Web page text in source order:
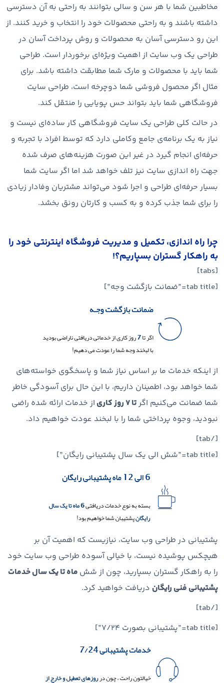
مخاطبین شما با هر سن و سالی بتوانند به راحتی به آن دسترسی
داشته باشند و به راحتی محصولات خود را انتخاب و خرید کنند. از
این رو دسترسی آسان به محصولات و روش پرداخت آسان در
طراحی یک وب سایت از اهمیت ویژه‌ای برخوردار است. طراحی
شما باید با محصولات و مارک شما مطابقت داشته باشد. برای
مثال اگر محصول فروشی شما دوچرخه است، طراحی سایت
فروشگاهی شما باید بتواند حس پویایی را منتقل کند.
در حالت کلی طراحی یک سایت فروشگاهی کار ساده‌ای نیست و
نیاز به یک برنامه‌ی جامع وکاملی دارد که توسط افراد با تجربه و
حرفه‌ای انجام گیرد در غیر این صورت هزینه‌های صرف شده
جهت راه اندازی سایت نیز تلف خواهد شد اما اگر سایت شما
بسیار حرفه‌ای طراحی و اجرا شود می‌تواند مشتریان وفادار زیادی
را برای شما جذب کرده و به کسب و کارتان رونق بخشد.
چرا راه اندازی، تکمیل و مدیریت فروشگاه اینترنتی خود را
به راهکار گستران بسپاریم؟!
[tabs]
[tab title=”ضمانت بازگشت وجه”]
از اینکه خدمات ما بر اساس نیاز شما و پاسخگوی خواسته‌های
شما خواهد بود، اطمینان داریم، با این حال برای آسودگی خاطر
شما ضمانت می‌کنیم اگر تا ۷ روز کاری
از خدمات ارائه شده راضی
نبودید، وجوه پرداختی شما را با لبخند عودت خواهیم داد.
[/tab]
[tab title=”شش الی یک سال پشتیبانی رایگان”]
پشتیبانی در طراحی وب سایت، نیازیست که اهمیت آن بر
هیچکس پوشیده نیست، با خیالی آسوده طراحی وب سایت خود
را به راهکار گستران بسپارید، چون از شش ماه تا یک سال خدمات
پشتیبانی فنی رایگان دریافت خواهید کرد.
[/tab]
[tab title=”پشتیبانی بصورت ۷/۲۴”]